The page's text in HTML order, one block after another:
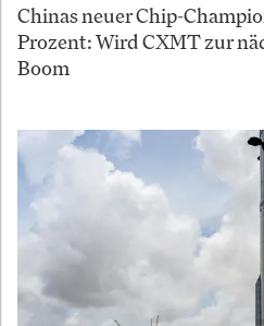
Chinas neuer Chip-
Prozent: Wird CXMT zur
Boom